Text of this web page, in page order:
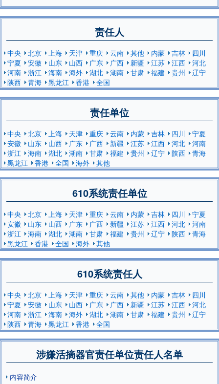
责任人
中央 北京 上海 天津 重庆 云南 其他 内蒙 吉林
四川
宁夏
安徽 山东 山西 广东 广西 新疆 江苏 江西
河北
河南
浙江 海南 海外 湖北 湖南 甘肃 福建 贵州
辽宁
陕西
青海 黑龙江 香港 全国
责任单位
中央 北京 上海 天津 重庆 云南 内蒙 吉林 四川
宁夏
安徽
山东 山西 广东 广西 新疆 江苏 江西 河北
河南
浙江
海南 湖北 湖南 甘肃 福建 贵州 辽宁 陕西
青海
黑龙江
香港 全国 海外 其他
610系统责任单位
中央 北京 上海 天津 重庆 云南 内蒙 吉林 四川
宁夏
安徽
山东 山西 广东 广西 新疆 江苏 江西 河北
河南
浙江
海南 湖北 湖南 甘肃 福建 贵州 辽宁 陕西
青海
黑龙江
香港 全国 海外 其他
610系统责任人
中央 北京 上海 天津 重庆 云南 其他 内蒙 吉林
四川
宁夏
安徽 山东 山西 广东 广西 新疆 江苏 江西
河北
河南
浙江 海南 海外 湖北 湖南 甘肃 福建 贵州
辽宁
陕西
青海 黑龙江 香港 全国
涉嫌活摘器官责任单位责任人名单
内容简介